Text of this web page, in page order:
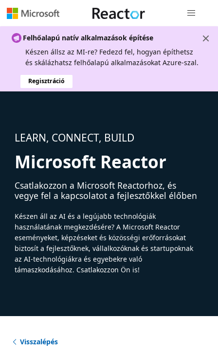
Felhőalapú natív alkalmazások építése
Készen állsz az MI-re? Fedezd fel, hogyan építhetsz
és skálázhatsz felhőalapú alkalmazásokat Azure-szal.
Regisztráció
LEARN, CONNECT, BUILD
Microsoft Reactor
Csatlakozzon a Microsoft Reactorhoz, és
vegye fel a kapcsolatot a fejlesztőkkel élőben
Készen áll az AI és a legújabb technológiák
használatának megkezdésére? A Microsoft Reactor
eseményeket, képzéseket és közösségi erőforrásokat
biztosít a fejlesztőknek, vállalkozóknak és startupoknak
az AI-technológiákra és egyebekre való
támaszkodásához. Csatlakozzon Ön is!
Visszalépés